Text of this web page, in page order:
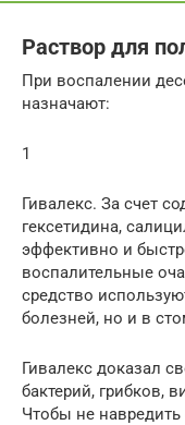
Раствор для
При воспалении
назначают:
1
Гивалекс. За счет
гексетидина,
эффективно и
воспалительные
средство
болезней, но и в
Гивалекс доказал
бактерий, грибков,
Чтобы не